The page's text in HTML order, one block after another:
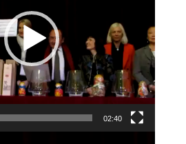
02:40